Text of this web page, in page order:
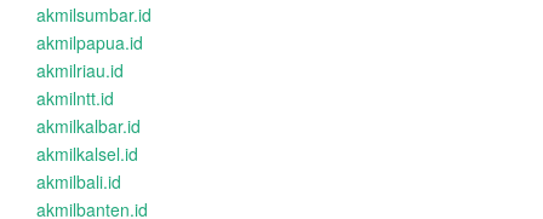
akmilsumbar.id
akmilpapua.id
akmilriau.id
akmilntt.id
akmilkalbar.id
akmilkalsel.id
akmilbali.id
akmilbanten.id